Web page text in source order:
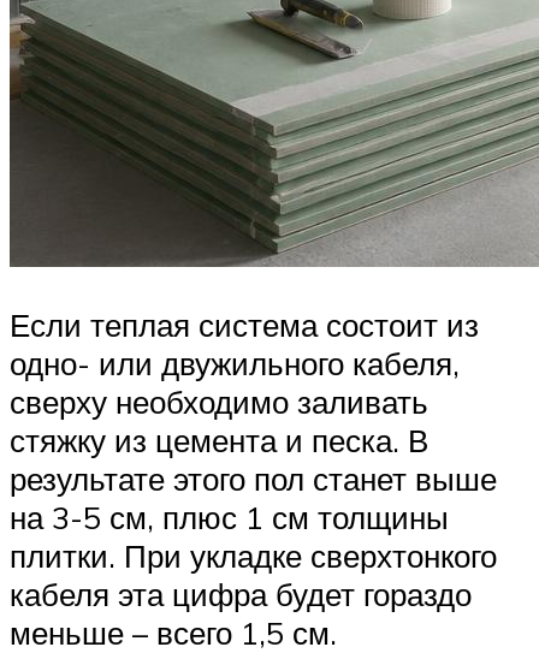
Если теплая система состоит из
одно- или двужильного кабеля,
сверху необходимо заливать
стяжку из цемента и песка. В
результате этого пол станет выше
на 3-5 см, плюс 1 см толщины
плитки. При укладке сверхтонкого
кабеля эта цифра будет гораздо
меньше – всего 1,5 см.